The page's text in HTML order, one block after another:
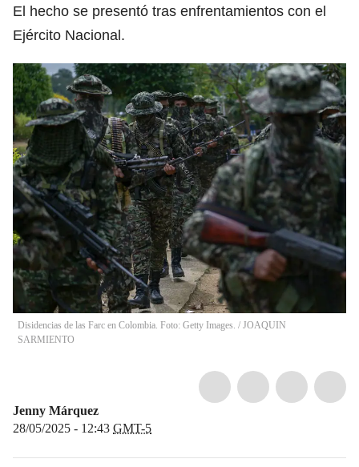
El hecho se presentó tras enfrentamientos con el
Ejército Nacional.
Disidencias de las Farc en Colombia. Foto: Getty Images. / JOAQUIN
SARMIENTO
Jenny Márquez
28/05/2025 - 12:43 GMT-5